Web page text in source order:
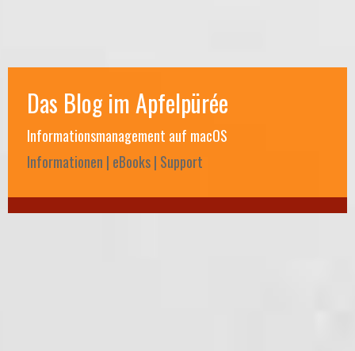
Das Blog im Apfelpürée
Informationsmanagement auf macOS
Informationen | eBooks | Support